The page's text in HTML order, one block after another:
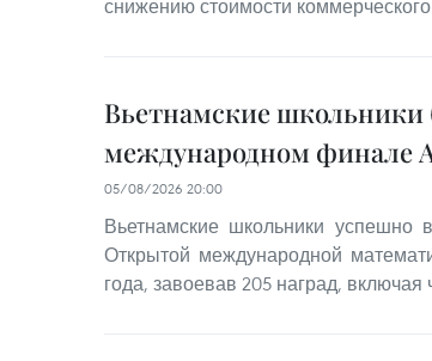
снижению стоимости
Вьетнамские
международном финале
05/08/2026 20:00
Вьетнамские школьники
Открытой международной
года, завоевав 205 наград, включая